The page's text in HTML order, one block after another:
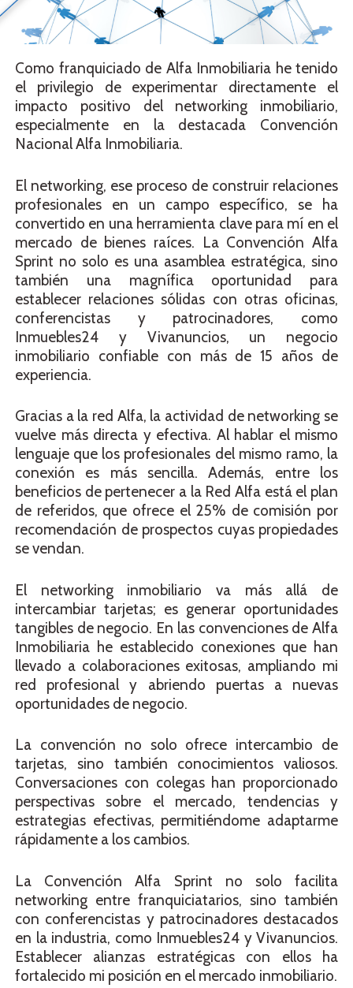
Como franquiciado de Alfa Inmobiliaria he tenido
el privilegio de experimentar directamente el
impacto positivo del networking inmobiliario,
especialmente en la destacada Convención
Nacional Alfa Inmobiliaria.
El networking, ese proceso de construir relaciones
profesionales en un campo específico, se ha
convertido en una herramienta clave para mí en el
mercado de bienes raíces. La Convención Alfa
Sprint no solo es una asamblea estratégica, sino
también una magnífica oportunidad para
establecer relaciones sólidas con otras oficinas,
conferencistas y patrocinadores, como
Inmuebles24 y Vivanuncios, un negocio
inmobiliario confiable con más de 15 años de
experiencia.
Gracias a la red Alfa, la actividad de networking se
vuelve más directa y efectiva. Al hablar el mismo
lenguaje que los profesionales del mismo ramo, la
conexión es más sencilla. Además, entre los
beneficios de pertenecer a la Red Alfa está el plan
de referidos, que ofrece el 25% de comisión por
recomendación de prospectos cuyas propiedades
se vendan.
El networking inmobiliario va más allá de
intercambiar tarjetas; es generar oportunidades
tangibles de negocio. En las convenciones de Alfa
Inmobiliaria he establecido conexiones que han
llevado a colaboraciones exitosas, ampliando mi
red profesional y abriendo puertas a nuevas
oportunidades de negocio.
La convención no solo ofrece intercambio de
tarjetas, sino también conocimientos valiosos.
Conversaciones con colegas han proporcionado
perspectivas sobre el mercado, tendencias y
estrategias efectivas, permitiéndome adaptarme
rápidamente a los cambios.
La Convención Alfa Sprint no solo facilita
networking entre franquiciatarios, sino también
con conferencistas y patrocinadores destacados
en la industria, como Inmuebles24 y Vivanuncios.
Establecer alianzas estratégicas con ellos ha
fortalecido mi posición en el mercado inmobiliario.